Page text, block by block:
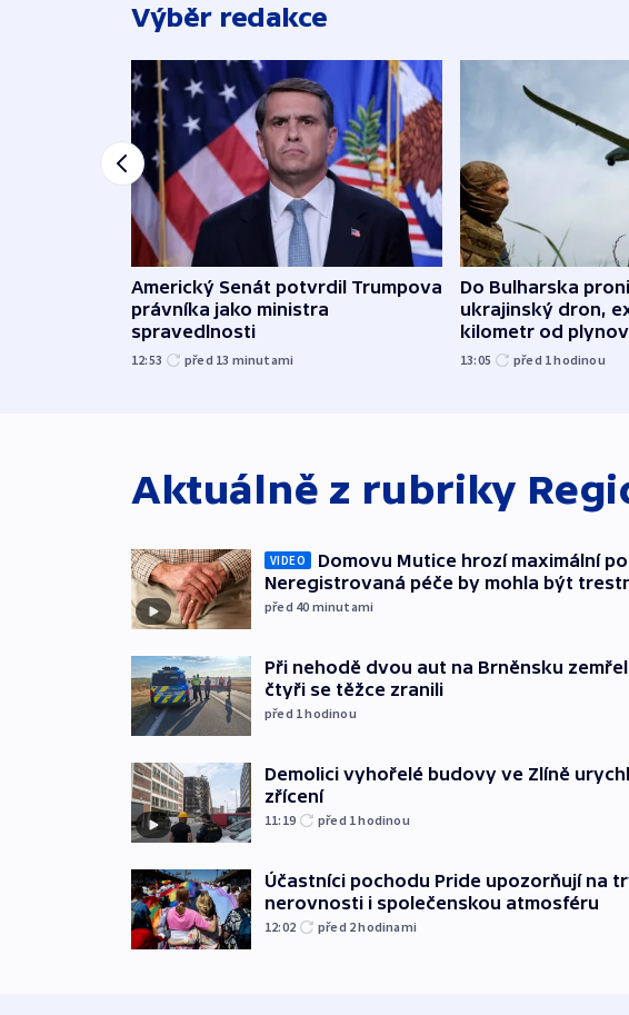
Výběr redakce
Americký Senát potvrdil Trumpova
právníka jako ministra
spravedlnosti
12:53 před 13 minutami
Do Bulharska
ukrajinský dron,
kilometr od
13:05 před 1hodinou
Aktuálně z rubriky
VIDEO
Domovu Mutice hrozí maximální
Neregistrovaná péče by mohla být
před 40 minutami
Při nehodě dvou aut na Brněnsku
čtyři se těžce zranili
před 1hodinou
Demolici vyhořelé budovy ve Zlíně
zřícení
11:19 před 1hodinou
Účastníci pochodu Pride upozorňují na
nerovnosti i společenskou atmosféru
12:02 před 2hodinami